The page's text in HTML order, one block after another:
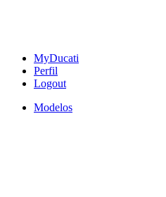
MyDucati
Perfil
Logout
Modelos